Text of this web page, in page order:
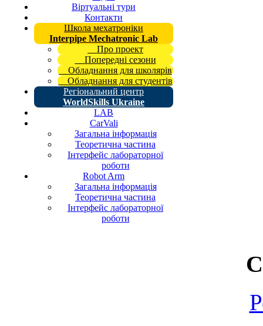
Віртуальні тури
Контакти
Школа мехатроніки
Interpipe Mechatronic Lab
Про проект
Попередні сезони
Обладнання для школярів
Обладнання для студентів
Регіональний центр
WorldSkills Ukraine
LAB
CarVali
Загальна інформація
Теоретична частина
Інтерфейс лабораторної
роботи
Robot Arm
Загальна інформація
Теоретична частина
Інтерфейс лабораторної
роботи